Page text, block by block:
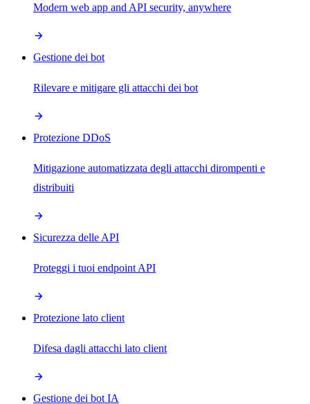
Modern web app and API security, anywhere
Gestione dei bot
Rilevare e mitigare gli attacchi dei bot
Protezione DDoS
Mitigazione automatizzata degli attacchi dirompenti e
distribuiti
Sicurezza delle API
Proteggi i tuoi endpoint API
Protezione lato client
Difesa dagli attacchi lato client
Gestione dei bot IA